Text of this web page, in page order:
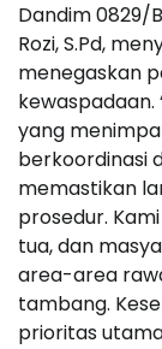
Dandim 0829/
Rozi, S.Pd,
menegaskan
yang
berkoordinasi
memastikan
prosedur.
tua, dan
area-area
tambang.
prioritas